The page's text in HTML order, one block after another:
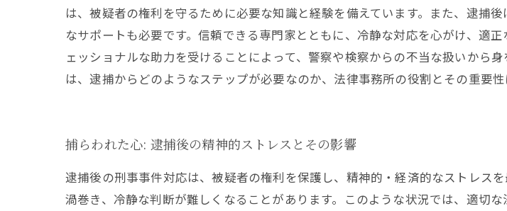
は、被疑者の権利を守るために必要な知識と経験を備えています。また、逮捕
なサポートも必要です。信頼できる専門家とともに、冷静な対応を心がけ、適
ェッショナルな助力を受けることによって、警察や検察からの不当な扱いから
は、逮捕からどのようなステップが必要なのか、法律事務所の役割とその重要
捕らわれた心: 逮捕後の精神的ストレスとその影響
逮捕後の刑事事件対応は、被疑者の権利を保護し、精神的・経済的なストレス
渦巻き、冷静な判断が難しくなることがあります。このような状況では、適切